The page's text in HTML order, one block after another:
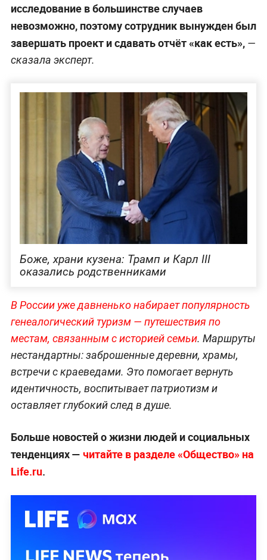
исследование в большинстве случаев
невозможно, поэтому сотрудник вынужден был
завершать проект и сдавать отчёт «как есть»,—
сказала эксперт.
Боже, храни кузена: Трамп и Карл III
оказались родственниками
В России уже давненько набирает популярность
генеалогический туризм — путешествия по
местам, связанным с историей семьи. Маршруты
нестандартны: заброшенные деревни, храмы,
встречи с краеведами. Это помогает вернуть
идентичность, воспитывает патриотизм и
оставляет глубокий след в душе.
Больше новостей о жизни людей и социальных
тенденциях — читайте в разделе «Общество» на
Life.ru.